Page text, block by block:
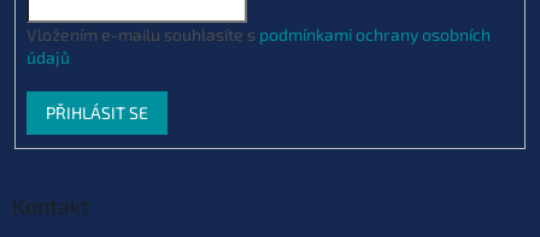
Vložením e-mailu souhlasíte s podmínkami ochrany osobních
údajů
PŘIHLÁSIT SE
Kontakt